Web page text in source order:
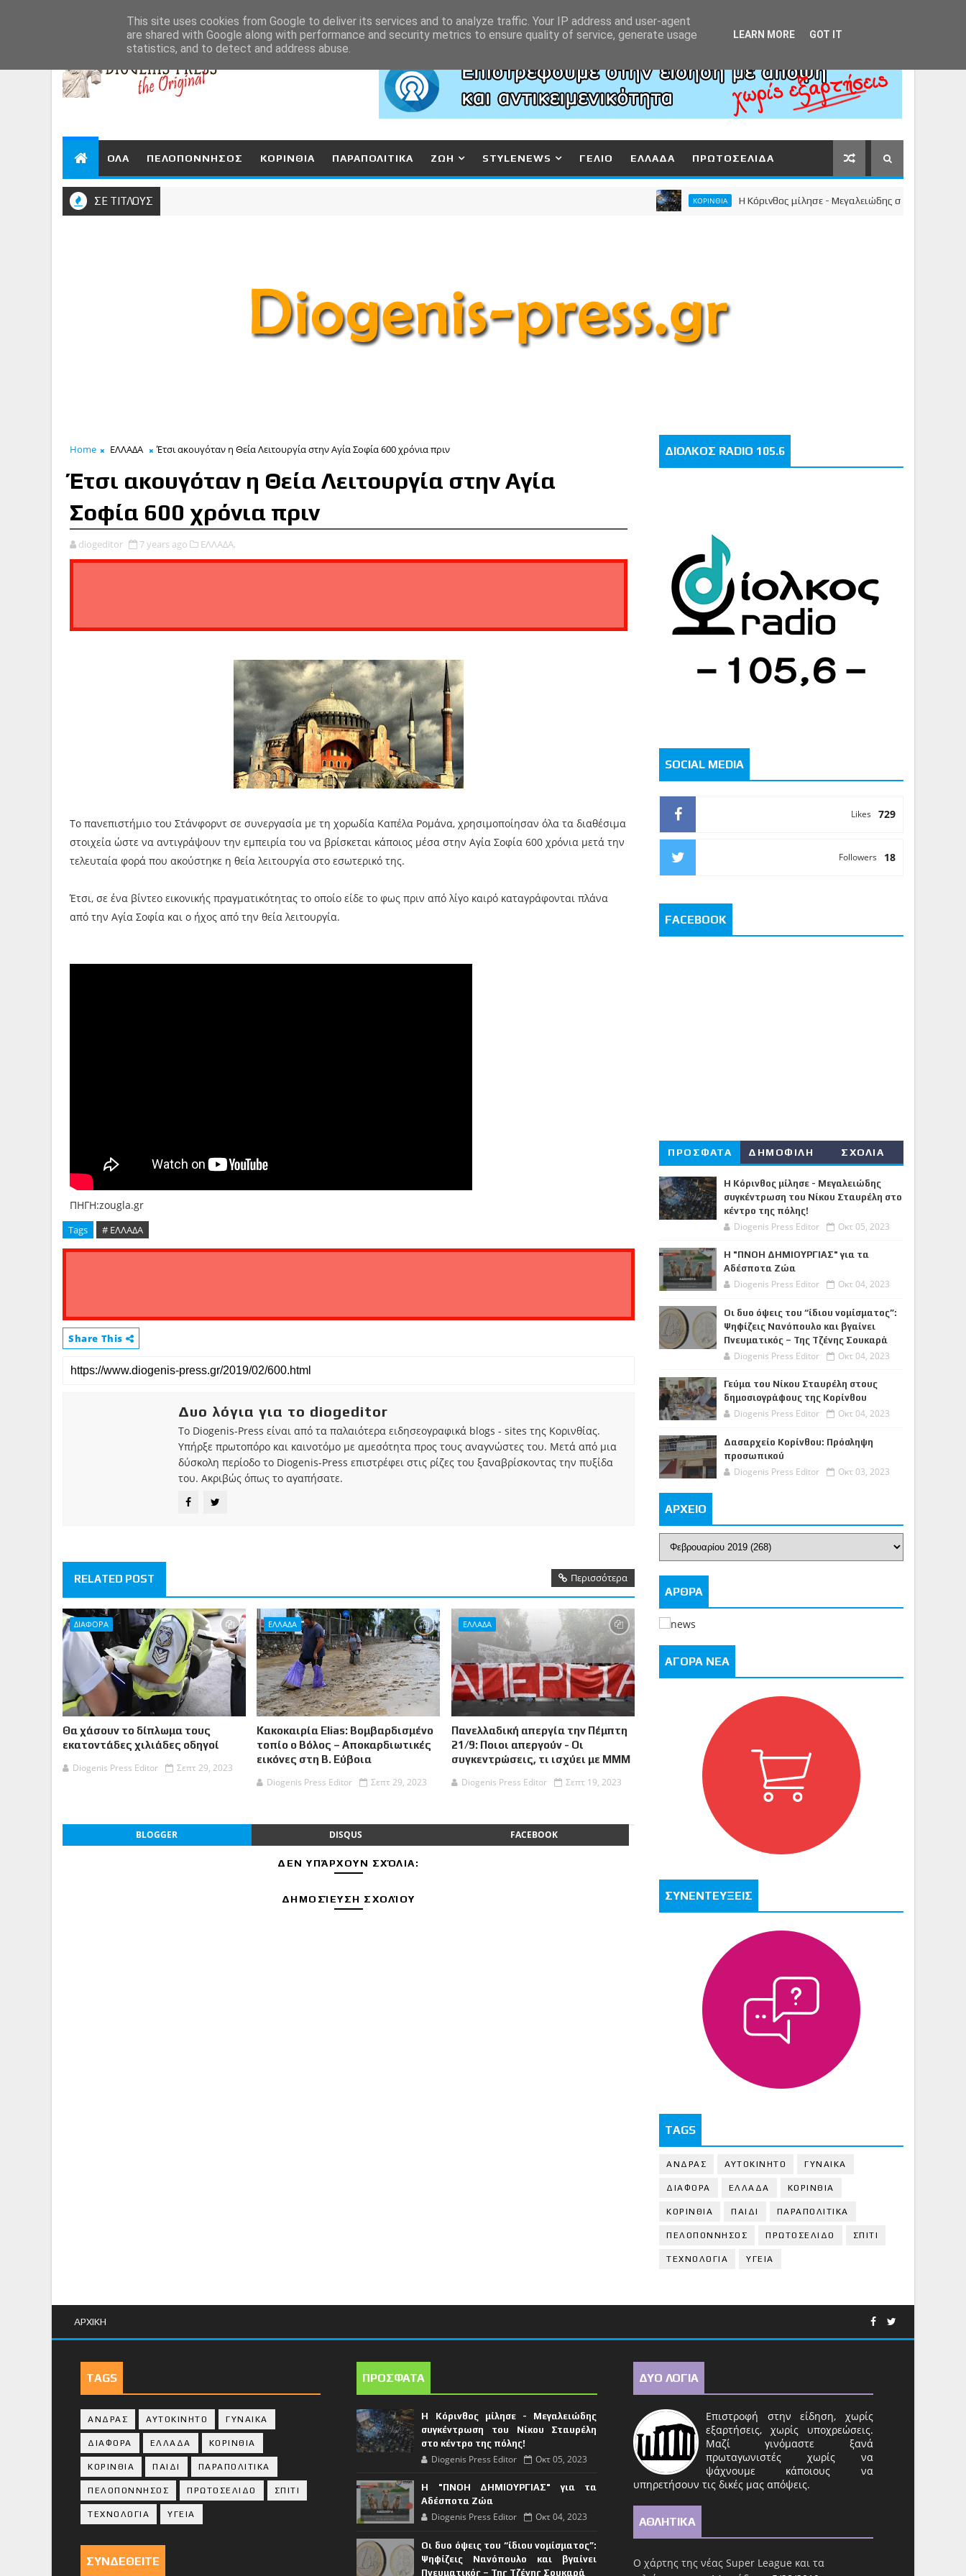
ΟΛΑ ΠΕΛΟΠΟΝΝΗΣΟΣ ΚΟΡΙΝΘΙΑ ΠΑΡΑΠΟΛΙΤΙΚΑ ΖΩΗ STYLENEWS ΓΕΛΙΟ ΕΛΛΑΔΑ ΠΡΩΤΟΣΕΛΙΔΑ
ΣΕ ΤΙΤΛΟΥΣ ΚΟΡΙΝΘΙΑ Η Κόρινθος μίλησε - Μεγαλειώδης συγκέντρωση του
Home ΕΛΛΑΔΑ Έτσι ακουγόταν η Θεία Λειτουργία στην Αγία Σοφία 600 χρόνια πριν
Έτσι ακουγόταν η Θεία Λειτουργία στην Αγία
Σοφία 600 χρόνια πριν
diogeditor 7 years ago ΕΛΛΑΔΑ,
Το πανεπιστήμιο του Στάνφορντ σε συνεργασία με τη χορωδία Καπέλα Ρομάνα, χρησιμοποίησαν όλα τα διαθέσιμα
στοιχεία ώστε να αντιγράψουν την εμπειρία του να βρίσκεται κάποιος μέσα στην Αγία Σοφία 600 χρόνια μετά την
τελευταία φορά που ακούστηκε η θεία λειτουργία στο εσωτερικό της.
Έτσι, σε ένα βίντεο εικονικής πραγματικότητας το οποίο είδε το φως πριν από λίγο καιρό καταγράφονται πλάνα
από την Αγία Σοφία και ο ήχος από την θεία λειτουργία.
ΠΗΓΗ:zougla.gr
Tags # ΕΛΛΑΔΑ
Share This
Δυο λόγια για το diogeditor
Το Diogenis-Press είναι από τα παλαιότερα ειδησεογραφικά blogs - sites της Κορινθίας.
Υπήρξε πρωτοπόρο και καινοτόμο με αμεσότητα προς τους αναγνώστες του. Μετά από μια
δύσκολη περίοδο το Diogenis-Press επιστρέφει στις ρίζες του ξαναβρίσκοντας την πυξίδα
του. Ακριβώς όπως το αγαπήσατε.
RELATED POST Περισσότερα
ΔΙΑΦΟΡΑ
Θα χάσουν το δίπλωμα τους
εκατοντάδες χιλιάδες οδηγοί
Diogenis Press Editor
Σεπτ 29, 2023
ΕΛΛΑΔΑ
Κακοκαιρία Elias: Βομβαρδισμένο
τοπίο ο Βόλος – Αποκαρδιωτικές
εικόνες στη Β. Εύβοια
Diogenis Press Editor
Σεπτ 29, 2023
ΕΛΛΑΔΑ
Πανελλαδική απεργία την Πέμπτη
21/9: Ποιοι απεργούν - Οι
συγκεντρώσεις, τι ισχύει με ΜΜΜ
Diogenis Press Editor
Σεπτ 19, 2023
BLOGGER DISQUS FACEBOOK
ΔΕΝ ΥΠΆΡΧΟΥΝ ΣΧΌΛΙΑ:
ΔΗΜΟΣΊΕΥΣΗ ΣΧΟΛΊΟΥ
ΔΙΟΛΚΟΣ RADIO 105.6
SOCIAL MEDIA
729
Likes
18
Followers
FACEBOOK
ΠΡΟΣΦΑΤΑ ΔΗΜΟΦΙΛΗ ΣΧΟΛΙΑ
Η Κόρινθος μίλησε - Μεγαλειώδης
συγκέντρωση του Νίκου Σταυρέλη στο
κέντρο της πόλης!
Diogenis Press Editor Οκτ 05, 2023
Η "ΠΝΟΗ ΔΗΜΙΟΥΡΓΙΑΣ" για τα
Αδέσποτα Ζώα
Diogenis Press Editor Οκτ 04, 2023
Οι δυο όψεις του “ίδιου νομίσματος”:
Ψηφίζεις Νανόπουλο και βγαίνει
Πνευματικός – Της Τζένης Σουκαρά
Diogenis Press Editor Οκτ 04, 2023
Γεύμα του Νίκου Σταυρέλη στους
δημοσιογράφους της Κορίνθου
Diogenis Press Editor Οκτ 04, 2023
Δασαρχείο Κορίνθου: Πρόσληψη
προσωπικού
Diogenis Press Editor Οκτ 03, 2023
ΑΡΧΕΙΟ
ΑΡΘΡΑ
ΑΓΟΡΑ ΝΕΑ
ΣΥΝΕΝΤΕΥΞΕΙΣ
TAGS
ΑΝΔΡΑΣ ΑΥΤΟΚΙΝΗΤΟ ΓΥΝΑΙΚΑ
ΔΙΑΦΟΡΑ ΕΛΛΑΔΑ ΚΟΡΙΝΘΙΑ
ΚΟΡΙΝΘΙA ΠΑΙΔΙ ΠΑΡΑΠΟΛΙΤΙΚΑ
ΠΕΛΟΠΟΝΝΗΣΟΣ ΠΡΩΤΟΣΕΛΙΔΟ ΣΠΙΤΙ
ΤΕΧΝΟΛΟΓΙΑ ΥΓΕΙΑ
ΑΡΧΙΚΗ
TAGS
ΑΝΔΡΑΣ ΑΥΤΟΚΙΝΗΤΟ ΓΥΝΑΙΚΑ
ΔΙΑΦΟΡΑ ΕΛΛΑΔΑ ΚΟΡΙΝΘΙΑ
ΚΟΡΙΝΘΙA ΠΑΙΔΙ ΠΑΡΑΠΟΛΙΤΙΚΑ
ΠΕΛΟΠΟΝΝΗΣΟΣ ΠΡΩΤΟΣΕΛΙΔΟ ΣΠΙΤΙ
ΤΕΧΝΟΛΟΓΙΑ ΥΓΕΙΑ
ΣΥΝΔΕΘΕΙΤΕ
ΠΡΟΣΦΑΤΑ
Η Κόρινθος μίλησε - Μεγαλειώδης
συγκέντρωση του Νίκου Σταυρέλη
στο κέντρο της πόλης!
Diogenis Press Editor Οκτ 05, 2023
Η "ΠΝΟΗ ΔΗΜΙΟΥΡΓΙΑΣ" για τα
Αδέσποτα Ζώα
Diogenis Press Editor Οκτ 04, 2023
Οι δυο όψεις του “ίδιου νομίσματος”:
Ψηφίζεις Νανόπουλο και βγαίνει
Πνευματικός – Της Τζένης Σουκαρά
ΔΥΟ ΛΟΓΙΑ
Επιστροφή στην είδηση, χωρίς
εξαρτήσεις, χωρίς υποχρεώσεις.
Μαζί γινόμαστε ξανά
πρωταγωνιστές χωρίς να
ψάχνουμε κάποιους να
υπηρετήσουν τις δικές μας απόψεις.
ΑΘΛΗΤΙΚΑ
Ο χάρτης της νέας Super League και τα
This site uses cookies from Google to deliver its services and to analyze traffic. Your IP address and user-agent
are shared with Google along with performance and security metrics to ensure quality of service, generate usage
statistics, and to detect and address abuse.
LEARN MORE GOT IT